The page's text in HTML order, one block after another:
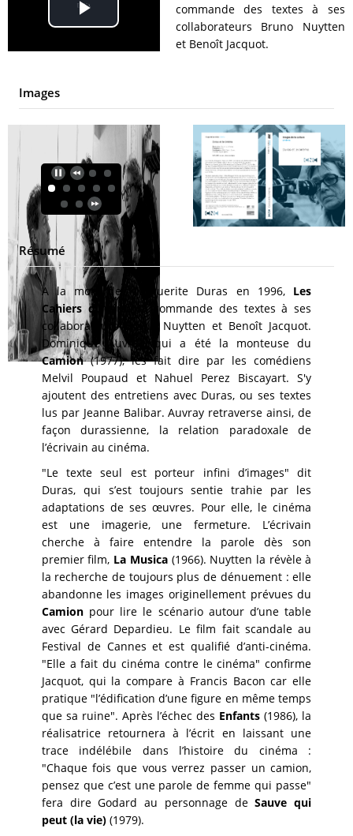
Play
Video
commande des textes à ses
collaborateurs Bruno Nuytten
et Benoît Jacquot.
Images
Résumé
A la mort de Marguerite Duras en 1996, Les
Cahiers du cinémacommande des textes à ses
collaborateurs Bruno Nuytten et Benoît Jacquot.
Dominique Auvray, qui a été la monteuse du
Camion(1977), les fait dire par les comédiens
Melvil Poupaud et Nahuel Perez Biscayart. S'y
ajoutent des entretiens avec Duras, ou ses textes
lus par Jeanne Balibar. Auvray retraverse ainsi, de
façon durassienne, la relation paradoxale de
l’écrivain au cinéma.
"Le texte seul est porteur infini d’images" dit
Duras, qui s’est toujours sentie trahie par les
adaptations de ses œuvres. Pour elle, le cinéma
est une imagerie, une fermeture. L’écrivain
cherche à faire entendre la parole dès son
premier film, La Musica(1966). Nuytten la révèle à
la recherche de toujours plus de dénuement : elle
abandonne les images originellement prévues du
Camionpour lire le scénario autour d’une table
avec Gérard Depardieu. Le film fait scandale au
Festival de Cannes et est qualifié d’anti-cinéma.
"Elle a fait du cinéma contre le cinéma" confirme
Jacquot, qui la compare à Francis Bacon car elle
pratique "l’édification d’une figure en même temps
que sa ruine". Après l’échec des Enfants (1986), la
réalisatrice retournera à l’écrit en laissant une
trace indélébile dans l’histoire du cinéma :
"Chaque fois que vous verrez passer un camion,
pensez que c’est une parole de femme qui passe"
fera dire Godard au personnage deSauve qui
peut (la vie)(1979).